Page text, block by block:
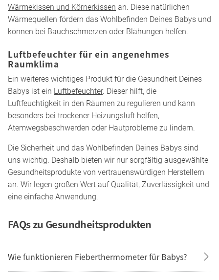
Wärmekissen und Körnerkissen an. Diese natürlichen
Wärmequellen fördern das Wohlbefinden Deines Babys und
können bei Bauchschmerzen oder Blähungen helfen.
Luftbefeuchter für ein angenehmes
Raumklima
Ein weiteres wichtiges Produkt für die Gesundheit Deines
Babys ist ein Luftbefeuchter. Dieser hilft, die
Luftfeuchtigkeit in den Räumen zu regulieren und kann
besonders bei trockener Heizungsluft helfen,
Atemwegsbeschwerden oder Hautprobleme zu lindern.
Die Sicherheit und das Wohlbefinden Deines Babys sind
uns wichtig. Deshalb bieten wir nur sorgfältig ausgewählte
Gesundheitsprodukte von vertrauenswürdigen Herstellern
an. Wir legen großen Wert auf Qualität, Zuverlässigkeit und
eine einfache Anwendung.
FAQs zu Gesundheitsprodukten
Wie funktionieren Fieberthermometer für Babys?